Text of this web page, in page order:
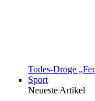
Todes-Droge
Sport
Neueste Artikel